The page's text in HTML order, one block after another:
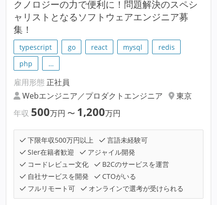
クノロジーの力で便利に！問題解決のスペシ
ャリストとなるソフトウェアエンジニア募
集！
typescript go react mysql
redis
php
…
雇用形態 正社員
Webエンジニア／プロダクトエンジニア
東京
年収 500万円 〜 1,200万円
下限年収500万円以上
言語未経験可
SIer在籍者歓迎
アジャイル開発
コードレビュー文化
B2Cのサービスを運営
自社サービスを開発
CTOがいる
フルリモート可
オンラインで選考が受けられる